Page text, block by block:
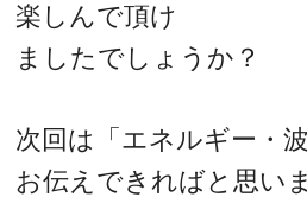
楽しんで頂け
ましたでしょうか？
次回は「エネルギー・
お伝えできればと思い